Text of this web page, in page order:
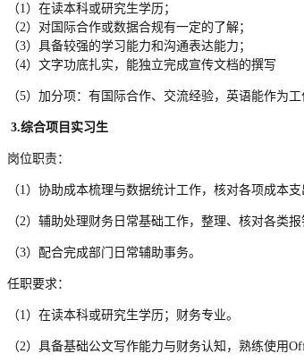
（1）在读本科或研究生学历；
（2）对国际合作或数据合规有一定的了解；
（3）具备较强的学习能力和沟通表达能力；
（4）文字功底扎实，能独立完成宣传文档的撰写
（5）加分项：有国际合作、交流经验，英语能作为
3.综合项目 实习生
岗位职责：
（1）协助成本梳理与数据统计工作，核对各项成本
（2）辅助处理财务日常基础工作，整理、核对各类
（3）配合完成部门日常辅助事务。
任职要求：
（1）在读本科或研究生学历；财务专业。
（2）具备基础公文写作能力与财务认知，熟练使用